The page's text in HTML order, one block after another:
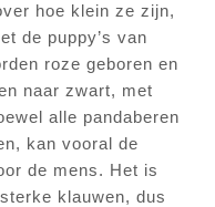
hoe klein ze zijn,
de puppy’s van
roze geboren en
naar zwart, met
alle pandaberen
kan vooral de
de mens. Het is
klauwen, dus